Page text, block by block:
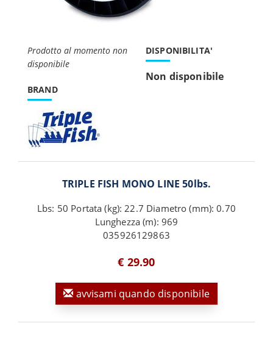
Prodotto al momento non
disponibile
BRAND
DISPONIBILITA'
Non disponibile
TRIPLE FISH MONO LINE 50lbs.
Lbs: 50 Portata (kg): 22.7 Diametro (mm): 0.70
Lunghezza (m): 969
035926129863
€ 29.90
avvisami quando disponibile